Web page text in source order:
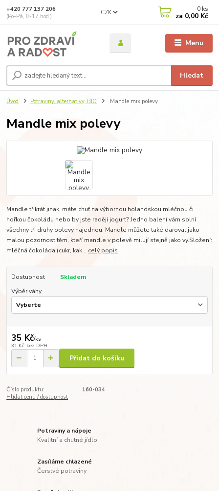
Menu
CZK
Hledat
+420 777 137 206
(Po-Pá, 8-17 hod.)
0 ks
za 0,00 Kč
Úvod Potraviny, alternativy, BIO Mandle mix polevy
Mandle mix polevy
Mandle třikrát jinak, máte chuť na výbornou holandskou mléčnou či
hořkou čokoládu nebo by jste raději jogurt? Jedno balení vám splní
všechny tři druhy polevy najednou. Mandle můžete také darovat jako
malou pozornost těm, kteří mandle v polevě milují stejně jako vy.Složení:
mléčná čokoláda (cukr, kak... celý popis
Dostupnost
Skladem
Výběr váhy
35 Kč/ks
31 Kč bez DPH
Přidat do košíku
Číslo produktu:
160-034
Hlídat cenu / dostupnost
Potraviny a nápoje
Kvalitní a chutné jídlo
Zasíláme chlazené
Čerstvé potraviny